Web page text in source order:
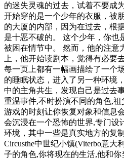
的迷失灵魂的过去，试着不要成
开始穿的是一个少年的衣服，被
的大厦的内部，因为在过去，根
是十恶不破的。 这个少年，你也
被困在情节中。 然而，他的注意
上，他开始读剧本，觉得有必要
每一页上都有一幅画描绘了一个
的睡眠状态，进入了另一种环境
中的主角共生，发现自己是过去
重温事件,不时扮演不同的角色,
游戏的时刻让你恢复对象和信息
会沉浸在一个恐怖的世界,专门设
环境，其中一些是真实地方的复
Circusthe中世纪小镇(Viterbo意大
子的角色,你将现在的生活,他和